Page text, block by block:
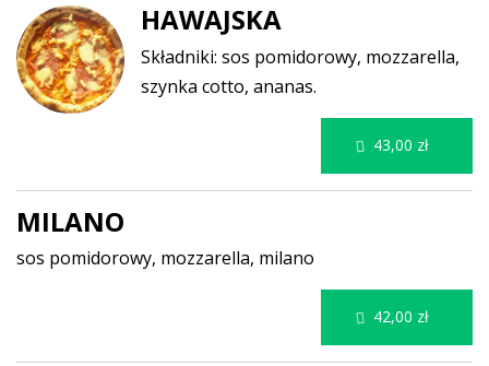
HAWAJSKA
Składniki: sos pomidorowy, mozzarella,
szynka cotto, ananas.
MILANO
sos pomidorowy, mozzarella, milano